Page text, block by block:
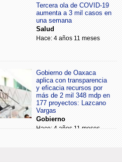
Tercera ola de COVID-19
aumenta a 3 mil casos en
una semana
Salud
Hace: 4 años 11 meses
Gobierno de Oaxaca
aplica con transparencia
y eficacia recursos por
más de 2 mil 348 mdp en
177 proyectos: Lazcano
Vargas
Gobierno
Hace: 4 años 11 meses